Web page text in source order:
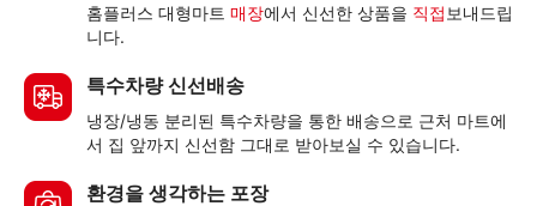
홈플러스 대형마트 매장에서 신선한 상품을 직접 보내드립
니다.
특수차량 신선배송
냉장/냉동 분리된 특수차량을 통한 배송으로 근처 마트에
서 집 앞까지 신선함 그대로 받아보실 수 있습니다.
환경을 생각하는 포장